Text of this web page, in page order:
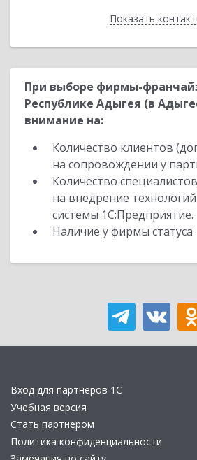
ПоказатьНазад
При выборе фирмы-
Республике Адыгея (в
внимание на:
Количество клиентов
на сопровождении у
Количество
на внедрение
системы 1С:Предприятие.
Наличие у фирмы статуса
Вход для партнеров 1С
Учебная версия
Стать партнером
Политика конфиденциальности